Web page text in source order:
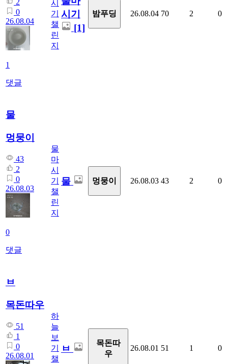
2
0
26.08.04
1
댓글
시
기
챌
린
지
시기
[1]
밤푸딩 26.08.04 70 2 0
물
멍뭉이
43
2
0
26.08.03
0
댓글
물
마
시
기
챌
린
지
물 멍뭉이 26.08.03 43 2 0
ㅂ
목돈따우
51
1
0
26.08.01
하
늘
보
기
챌
ㅂ
목돈따
우
26.08.01 51 1 0